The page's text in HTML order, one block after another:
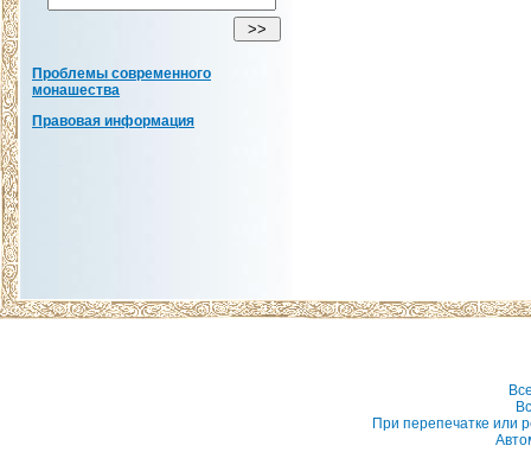
Проблемы современного
монашества
Правовая информация
При перепечатке или